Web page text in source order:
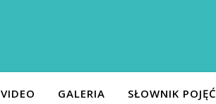
VIDEO GALERIA SŁOWNIK POJĘĆ